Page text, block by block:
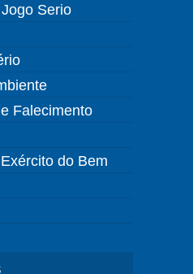
Serio
Falecimento
do Bem